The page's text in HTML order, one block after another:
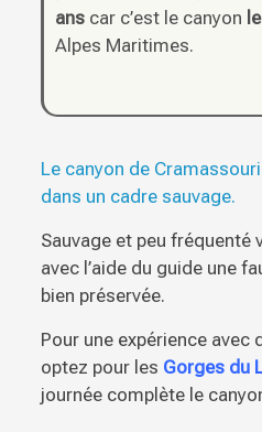
anscar c’est le canyon
Alpes Maritimes.
Le canyon de
dans un cadre sauvage.
Sauvage et peu fréquenté
avec l’aide du guide une
bien préservée.
Pour une expérience avec
optez pour les Gorges du
journée complète le